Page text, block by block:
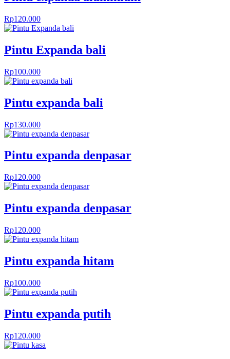
Rp120.000
Pintu Expanda bali
Rp100.000
Pintu expanda bali
Rp130.000
Pintu expanda denpasar
Rp120.000
Pintu expanda denpasar
Rp120.000
Pintu expanda hitam
Rp100.000
Pintu expanda putih
Rp120.000